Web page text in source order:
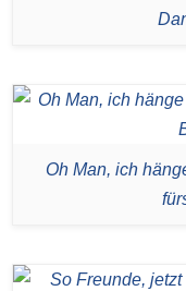
Oh Man, ich